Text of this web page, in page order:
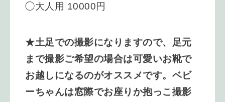
◯大人用 10000円
★土足での撮影になりますので、足元
まで撮影ご希望の場合は可愛いお靴で
お越しになるのがオススメです。ベビ
ーちゃんは窓際でお座りか抱っこ撮影